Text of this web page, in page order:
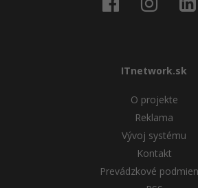
ITnetwork.sk
O projekte
Reklama
Vývoj systému
Kontakt
Prevádzkové